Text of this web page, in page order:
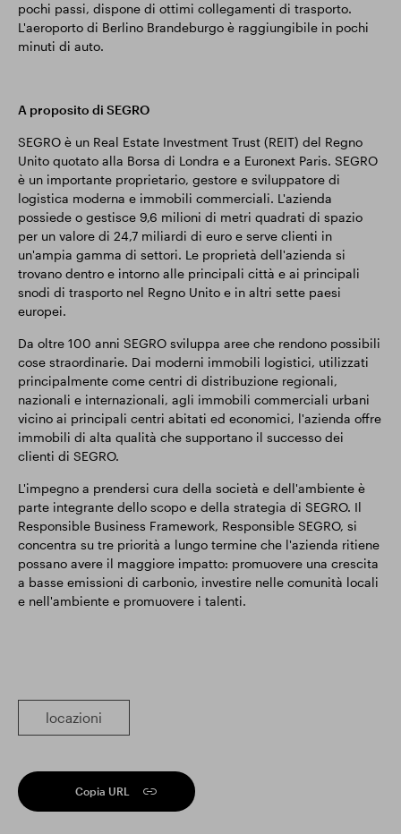
pochi passi, dispone di ottimi collegamenti di trasporto.
L'aeroporto di Berlino Brandeburgo è raggiungibile in pochi
minuti di auto.
A proposito di SEGRO
SEGRO è un Real Estate Investment Trust (REIT) del Regno
Unito quotato alla Borsa di Londra e a Euronext Paris. SEGRO
è un importante proprietario, gestore e sviluppatore di
logistica moderna e immobili commerciali. L'azienda
possiede o gestisce 9,6 milioni di metri quadrati di spazio
per un valore di 24,7 miliardi di euro e serve clienti in
un'ampia gamma di settori. Le proprietà dell'azienda si
trovano dentro e intorno alle principali città e ai principali
snodi di trasporto nel Regno Unito e in altri sette paesi
europei.
Da oltre 100 anni SEGRO sviluppa aree che rendono possibili
cose straordinarie. Dai moderni immobili logistici, utilizzati
principalmente come centri di distribuzione regionali,
nazionali e internazionali, agli immobili commerciali urbani
vicino ai principali centri abitati ed economici, l'azienda offre
immobili di alta qualità che supportano il successo dei
clienti di SEGRO.
L'impegno a prendersi cura della società e dell'ambiente è
parte integrante dello scopo e della strategia di SEGRO. Il
Responsible Business Framework, Responsible SEGRO, si
concentra su tre priorità a lungo termine che l'azienda ritiene
possano avere il maggiore impatto: promuovere una crescita
a basse emissioni di carbonio, investire nelle comunità locali
e nell'ambiente e promuovere i talenti.
locazioni
Copia URL